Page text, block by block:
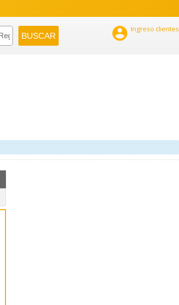
 Ingreso clientes